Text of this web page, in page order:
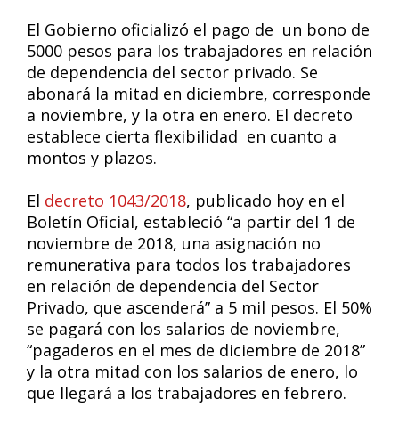
El Gobierno oficializó el pago de un bono de
5000 pesos para los trabajadores en relación
de dependencia del sector privado. Se
abonará la mitad en diciembre, corresponde
a noviembre, y la otra en enero. El decreto
establece cierta flexibilidad en cuanto a
montos y plazos.
El decreto 1043/2018, publicado hoy en el
Boletín Oficial, estableció “a partir del 1 de
noviembre de 2018, una asignación no
remunerativa para todos los trabajadores
en relación de dependencia del Sector
Privado, que ascenderá” a 5 mil pesos. El 50%
se pagará con los salarios de noviembre,
“pagaderos en el mes de diciembre de 2018”
y la otra mitad con los salarios de enero, lo
que llegará a los trabajadores en febrero.